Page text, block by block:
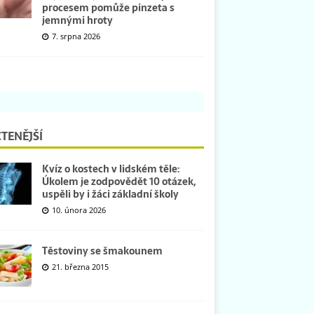
procesem pomůže pinzeta s
jemnými hroty
7. srpna 2026
Kvíz o kostech v lidském těle:
Úkolem je zodpovědět 10 otázek,
uspěli by i žáci základní školy
10. února 2026
Těstoviny se šmakounem
21. března 2015